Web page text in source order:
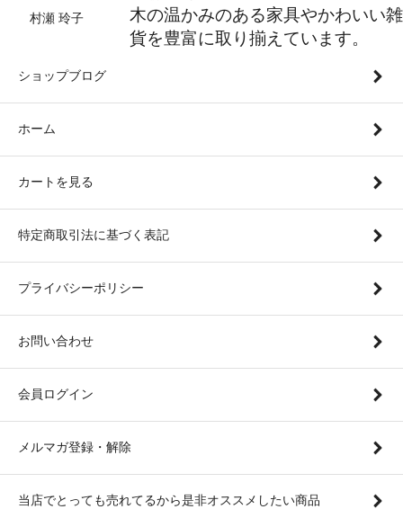
村瀬 玲子
木の温かみのある家具やかわいい雑
貨を豊富に取り揃えています。
ショップブログ
ホーム
カートを見る
特定商取引法に基づく表記
プライバシーポリシー
お問い合わせ
会員ログイン
メルマガ登録・解除
当店でとっても売れてるから是非オススメしたい商品